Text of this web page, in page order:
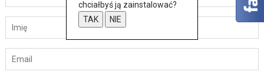
chciałbyś ją zainstalować?
TAK
NIE